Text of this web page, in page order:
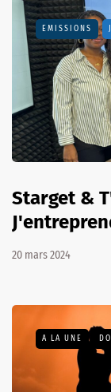
EMISSIONS
Starget &
20 mars 2024
A LA UNE